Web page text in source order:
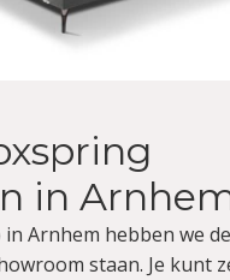
in
in Arnhem hebben we
staan. Je kunt